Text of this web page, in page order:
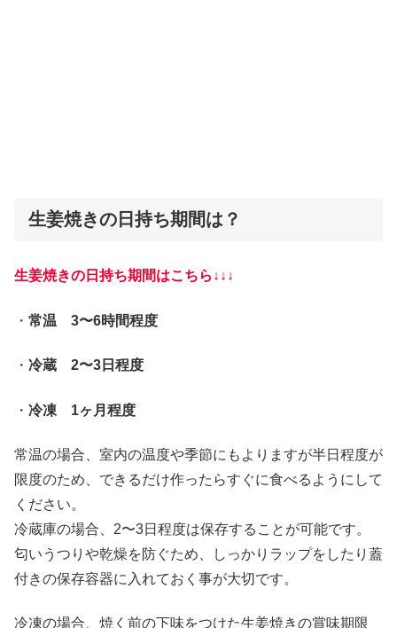
生姜焼きの日持ち期間は？
生姜焼きの日持ち期間はこちら↓↓↓
・ 常温 3〜6時間程度
・ 冷蔵 2〜3日程度
・ 冷凍 1ヶ月程度
常温の場合、室内の温度や季節にもよりますが半日程度が
限度のため、できるだけ作ったらすぐに食べるようにして
ください。
冷蔵庫の場合、2〜3日程度は保存することが可能です。
匂いうつりや乾燥を防ぐため、しっかりラップをしたり蓋
付きの保存容器に入れておく事が大切です。
冷凍の場合、焼く前の下味をつけた生姜焼きの賞味期限